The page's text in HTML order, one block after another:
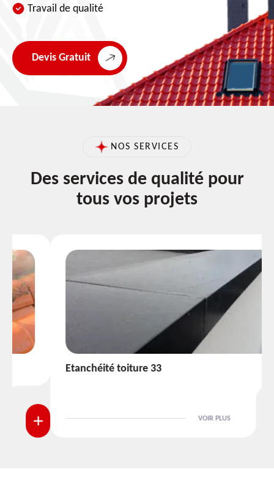
Travail de qualité
Devis Gratuit
NOS SERVICES
Des services de qualité pour
tous vos projets
Etanchéité toiture 33
VOIR PLUS